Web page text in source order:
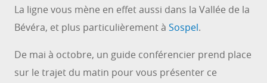
La ligne vous mène en effet aussi dans la Vallée de la
Bévéra, et plus particulièrement à Sospel.
De mai à octobre, un guide conférencier prend place
sur le trajet du matin pour vous présenter ce